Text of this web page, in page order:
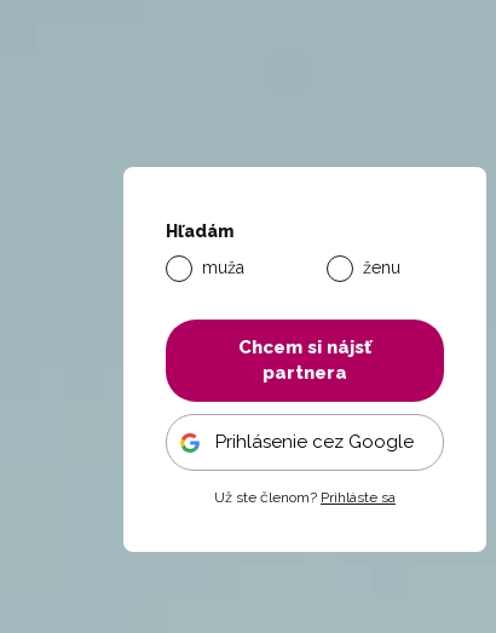
Hľadám
muža
ženu
Chcem si nájsť
partnera
Prihlásenie cez Google
Už ste členom? Prihláste sa